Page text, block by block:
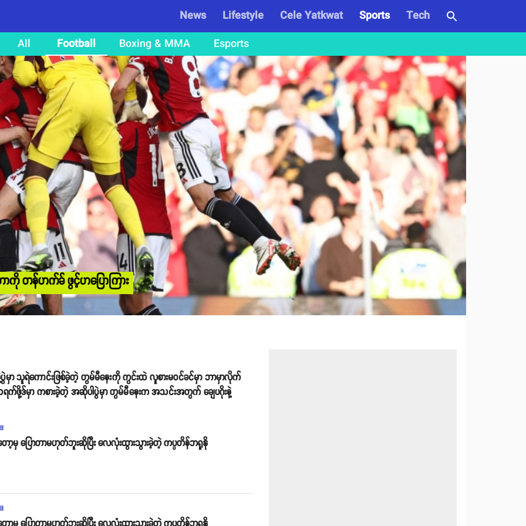
News Lifestyle Cele Yatkwat Sports
Tech
All
Football Boxing & MMA Esports
တန်ဟက်ခ် ဖွင့်ဟပြောကြား
ရဲကောင်းဖြစ်ခဲ့တဲ့ တွမ်မီနေးကို ကွင်းထဲ လူစားမဝင်ခင်မှာ ဘာမှာလိုက်
ဖို့ဒ်မှာ ကစားခဲ့တဲ့ အဆိုပါပွဲမှာ တွမ်မီနေးက အသင်းအတွက် ချေပဂိုးနဲ့
ော့မှ ပြောတာမဟုတ်ဘူးဆိုပြီး လေလုံးထွားသွားခဲ့တဲ့ ကပ္ပတိန်ဘရူနို